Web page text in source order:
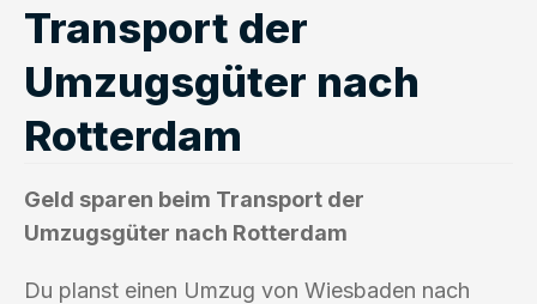
Transport der
Umzugsgüter nach
Rotterdam
Geld sparen beim Transport der
Umzugsgüter nach Rotterdam
Du planst einen Umzug von Wiesbaden nach